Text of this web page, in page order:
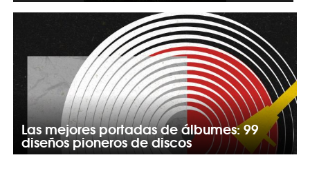
Las mejores portadas de álbumes: 99
diseños pioneros de discos